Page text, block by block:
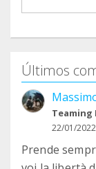
Últimos
Teaming
22/01/
Prende